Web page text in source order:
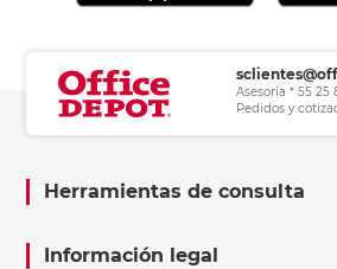
Asesoría * 55 25
Pedidos y
Herramientas de consulta
Información legal